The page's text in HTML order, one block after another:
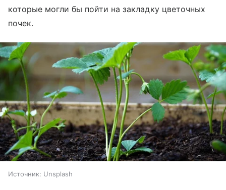
которые могли бы пойти на закладку цветочных
почек.
Источник: Unsplash